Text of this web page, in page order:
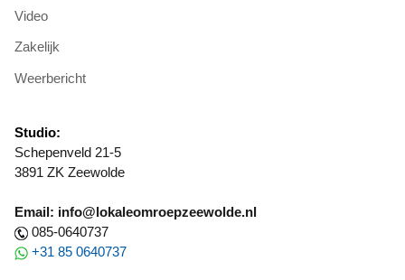
Video
Zakelijk
Weerbericht
Studio:
Schepenveld 21-5
3891 ZK Zeewolde
Email: info@lokaleomroepzeewolde.nl
085-0640737
+31 85 0640737